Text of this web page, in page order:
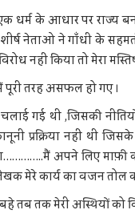
के आधार पर राज्य बना
नेताओ ने गाँधी के
नहीं किया तो मेरा
तरह असफल हो गए ।
गई थी ,जिसकी
प्रक्रिया नहीं थी
अपने लिए माफ़ी
मेरे कार्य का वजन तोल
तब तक मेरी अस्थियों को